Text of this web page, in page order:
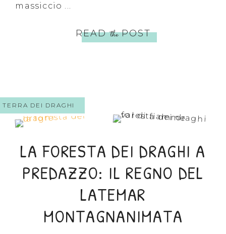
massiccio ...
READthePOST
TERRA DEI DRAGHI
LA FORESTA DEI DRAGHI A
PREDAZZO: IL REGNO DEL
LATEMAR
MONTAGNANIMATA